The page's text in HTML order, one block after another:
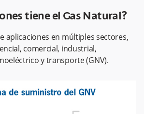
tiene el Gas Natural?
aplicaciones en múltiples sectores,
comercial, industrial,
y transporte (GNV).